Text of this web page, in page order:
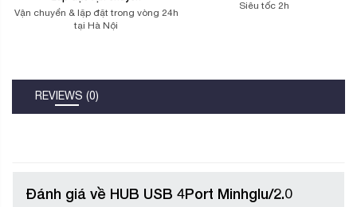
Vận chuyển & lặp đặt trong vòng 24h
tại Hà Nội
Siêu tốc 2h
REVIEWS (0)
Đánh giá về HUB USB 4Port Minhglu/2.0